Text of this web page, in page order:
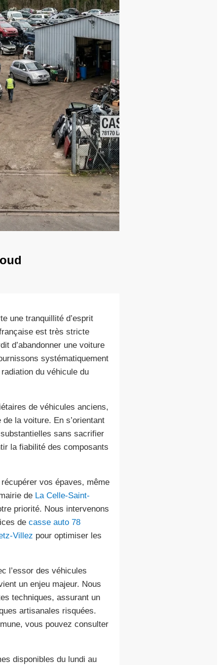
une tranquillité d’esprit
est très stricte
d’abandonner une voiture
systématiquement
du véhicule du
de véhicules anciens,
la voiture. En s’orientant
sans sacrifier
la fiabilité des composants
vos épaves, même
de La Celle-Saint-
priorité. Nous intervenons
de casse auto 78
Villez pour optimiser les
l’essor des véhicules
un enjeu majeur. Nous
techniques, assurant un
artisanales risquées.
vous pouvez consulter
disponibles du lundi au